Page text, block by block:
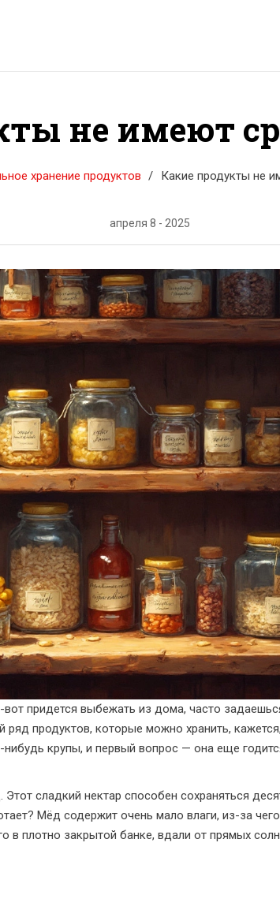
не имеют
хранение продуктов Какие продукты не
апреля 8 - 2025
вот придется выбежать из дома, часто
ряд продуктов, которые можно хранить,
крупы, и первый вопрос — она еще
сладкий нектар способен сохраняться
Мёд содержит очень мало влаги, из-за
в плотно закрытой банке, вдали от прямых